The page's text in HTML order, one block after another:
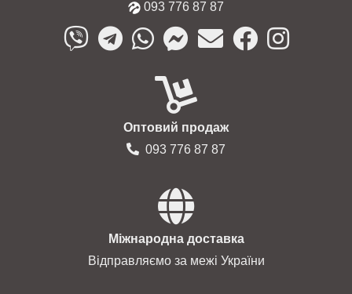
093 776 87 87
Оптовий продаж
093 776 87 87
Міжнародна доставка
Відправляємо за межі України